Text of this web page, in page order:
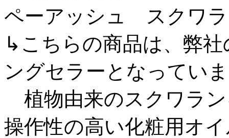
ペーアッシュ スクワ
↳こちらの商品は、弊
ングセラーとなってい
植物由来のスクワラ
操作性の高い化粧用オ